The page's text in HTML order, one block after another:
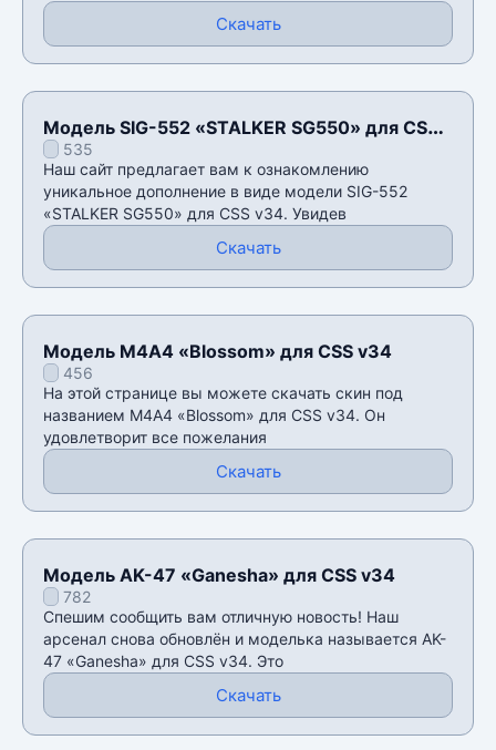
Скачать
Модель SIG-552 «STALKER SG550» для CSS
v34535
Наш сайт предлагает вам к ознакомлению
уникальное дополнение в виде модели SIG-552
«STALKER SG550» для CSS v34. Увидев
Скачать
Модель М4А4 «Blossom» для CSS v34
456
На этой странице вы можете скачать скин под
названием М4А4 «Blossom» для CSS v34. Он
удовлетворит все пожелания
Скачать
Модель AK-47 «Ganesha» для CSS v34
782
Спешим сообщить вам отличную новость! Наш
арсенал снова обновлён и моделька называется AK-
47 «Ganesha» для CSS v34. Это
Скачать